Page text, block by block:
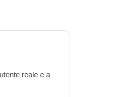
reale e a